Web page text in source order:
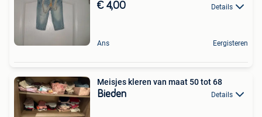
€ 4,00 Details
Ans Eergisteren
Meisjes kleren van maat 50 tot 68
Bieden Details